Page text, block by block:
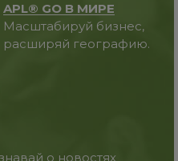
APL® GO В МИРЕ
Масштабируй бизнес,
расширяй географию.
о новостях